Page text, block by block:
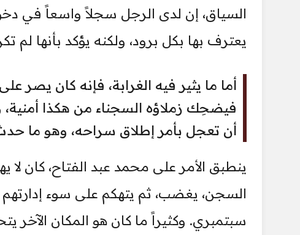
السياق، إن لدى الرجل سجلاً واسعاً في
يعترف بها بكل برود، ولكنه يؤكد بأنها لم
أما ما يثير فيه الغرابة، فإنه كان
فيضحِك زملاؤه السجناء من هكذا أمنية،
أن تعجل بأمر إطلاق سراحه، وهو ما
ينطبق الأمر على محمد عبد الفتاح، كان
السجن، يغضب، ثم يتهكم على سوء إدارتهم
سبتمبري. وكثيراً ما كان هو المكان الآخر